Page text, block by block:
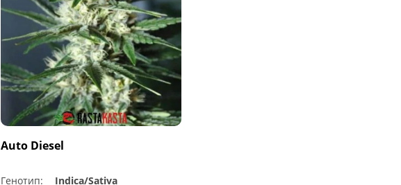
Auto Diesel
Генотип: Indica/Sativa